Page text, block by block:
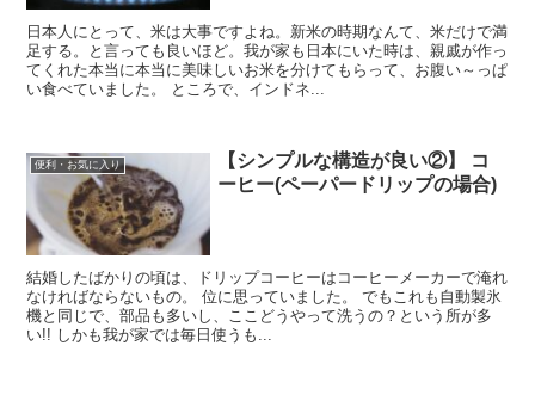
日本人にとって、米は大事ですよね。新米の時期なんて、米だけで満
足する。と言っても良いほど。我が家も日本にいた時は、親戚が作っ
てくれた本当に本当に美味しいお米を分けてもらって、お腹い～っぱ
い食べていました。 ところで、インドネ...
便利・お気に入り
【シンプルな構造が良い②】 コ
ーヒー(ペーパードリップの場合)
結婚したばかりの頃は、ドリップコーヒーはコーヒーメーカーで淹れ
なければならないもの。 位に思っていました。 でもこれも自動製氷
機と同じで、部品も多いし、ここどうやって洗うの？という所が多
い!! しかも我が家では毎日使うも...